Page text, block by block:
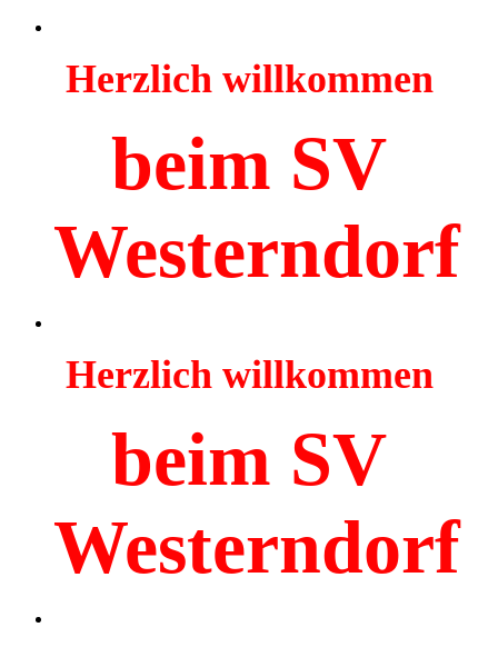
Herzlich willkommen
beim SV
Westerndorf
Herzlich willkommen
beim SV
Westerndorf